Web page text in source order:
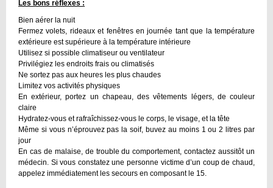
Les bons réflexes :
Bien aérer la nuit
Fermez volets, rideaux et fenêtres en journée tant que la température
extérieure est supérieure à la température intérieure
Utilisez si possible climatiseur ou ventilateur
Privilégiez les endroits frais ou climatisés
Ne sortez pas aux heures les plus chaudes
Limitez vos activités physiques
En extérieur, portez un chapeau, des vêtements légers, de couleur
claire
Hydratez-vous et rafraîchissez-vous le corps, le visage, et la tête
Même si vous n’éprouvez pas la soif, buvez au moins 1 ou 2 litres par
jour
En cas de malaise, de trouble du comportement, contactez aussitôt un
médecin. Si vous constatez une personne victime d’un coup de chaud,
appelez immédiatement les secours en composant le 15.